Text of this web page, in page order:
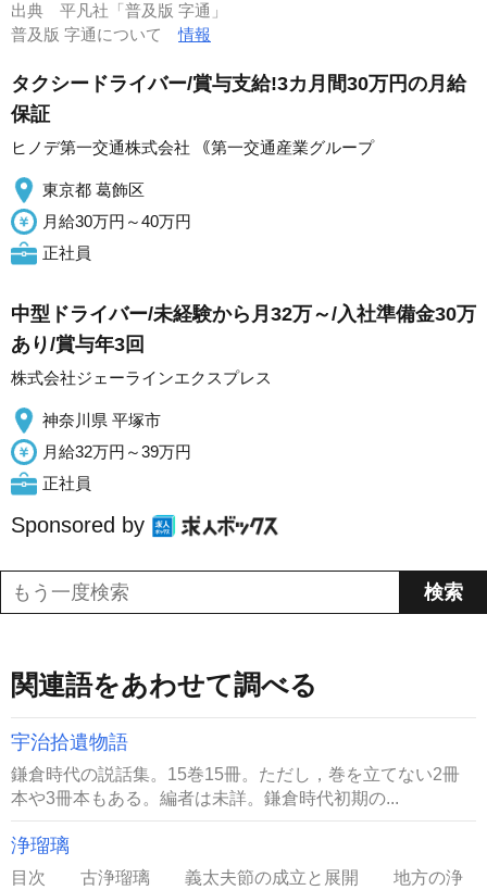
出典 平凡社「普及版 字通」
普及版 字通について情報
タクシードライバー/賞与支給!3カ月間30万円の月給
保証
ヒノデ第一交通株式会社 ｟第一交通産業グループ
東京都 葛飾区
月給30万円～40万円
正社員
中型ドライバー/未経験から月32万～/入社準備金30万
あり/賞与年3回
株式会社ジェーラインエクスプレス
神奈川県 平塚市
月給32万円～39万円
正社員
Sponsored by
関連語をあわせて調べる
宇治拾遺物語
鎌倉時代の説話集。15巻15冊。ただし，巻を立てない2冊
本や3冊本もある。編者は未詳。鎌倉時代初期の...
浄瑠璃
目次 古浄瑠璃 義太夫節の成立と展開 地方の浄